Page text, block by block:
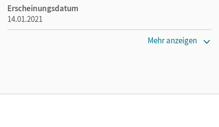
Erscheinungsdatum
14.01.2021
Mehr anzeigen